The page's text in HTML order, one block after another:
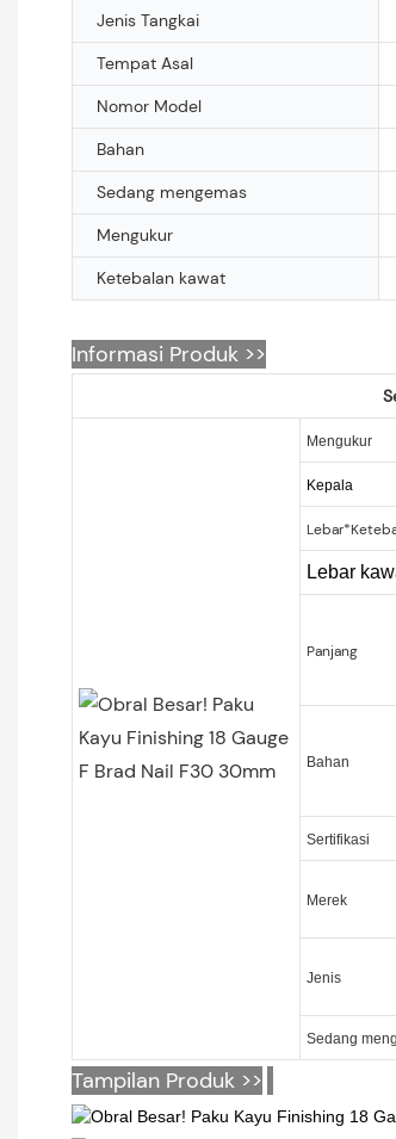
Jenis Tangkai
Tempat Asal
Nomor Model
Bahan
Sedang mengemas
Mengukur
Ketebalan kawat
Informasi Produk >>
Mengukur
Kepala
Lebar
Panjang
Bahan
Sertifikasi
Merek
Jenis
Sedang
Tampilan Produk >>